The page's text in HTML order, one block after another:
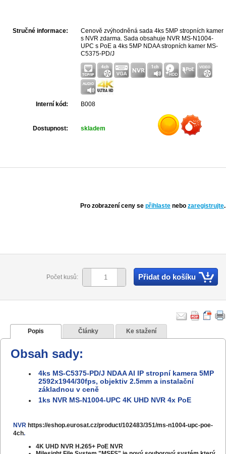
Stručné informace:
Cenově zvýhodněná sada 4ks 5MP stropních kamer
s NVR zdarma. Sada obsahuje NVR MS-N1004-
UPC s PoE a 4ks 5MP NDAA stropních kamer MS-
C5375-PD/J
Interní kód: B008
Dostupnost: skladem
Pro zobrazení ceny se přihlaste nebo zaregistrujte.
Počet kusů: Přidat do košíku
Popis Články Ke stažení
Obsah sady:
4ks MS-C5375-PD/J NDAA AI IP stropní kamera 5MP
2592x1944/30fps, objektiv 2.5mm a instalační
základnou v ceně
1ks NVR MS-N1004-UPC 4K UHD NVR 4x PoE
NVR https://eshop.eurosat.cz/product/102483/351/ms-n1004-upc-poe-
4ch.
4K UHD NVR H.265+ PoE NVR